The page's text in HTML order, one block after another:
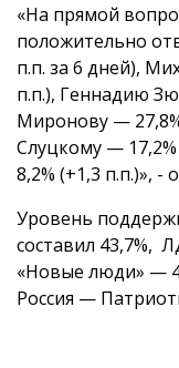
«На прямой
положительно
п.п. за 6 дней),
п.п.), Геннадию
Миронову —
Слуцкому —
8,2% (+1,3 п.п.)», -
Уровень
составил 43,7%,
«Новые люди» —
Россия —